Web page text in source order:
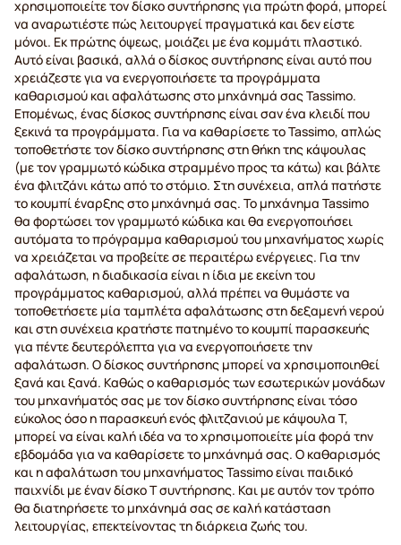
χρησιμοποιείτε τον δίσκο συντήρησης για πρώτη φορά, μπορεί
να αναρωτιέστε πώς λειτουργεί πραγματικά και δεν είστε
μόνοι. Εκ πρώτης όψεως, μοιάζει με ένα κομμάτι πλαστικό.
Αυτό είναι βασικά, αλλά ο δίσκος συντήρησης είναι αυτό που
χρειάζεστε για να ενεργοποιήσετε τα προγράμματα
καθαρισμού και αφαλάτωσης στο μηχάνημά σας Tassimo.
Επομένως, ένας δίσκος συντήρησης είναι σαν ένα κλειδί που
ξεκινά τα προγράμματα. Για να καθαρίσετε το Tassimo, απλώς
τοποθετήστε τον δίσκο συντήρησης στη θήκη της κάψουλας
(με τον γραμμωτό κώδικα στραμμένο προς τα κάτω) και βάλτε
ένα φλιτζάνι κάτω από το στόμιο. Στη συνέχεια, απλά πατήστε
το κουμπί έναρξης στο μηχάνημά σας. Το μηχάνημα Tassimo
θα φορτώσει τον γραμμωτό κώδικα και θα ενεργοποιήσει
αυτόματα το πρόγραμμα καθαρισμού του μηχανήματος χωρίς
να χρειάζεται να προβείτε σε περαιτέρω ενέργειες. Για την
αφαλάτωση, η διαδικασία είναι η ίδια με εκείνη του
προγράμματος καθαρισμού, αλλά πρέπει να θυμάστε να
τοποθετήσετε μία ταμπλέτα αφαλάτωσης στη δεξαμενή νερού
και στη συνέχεια κρατήστε πατημένο το κουμπί παρασκευής
για πέντε δευτερόλεπτα για να ενεργοποιήσετε την
αφαλάτωση. Ο δίσκος συντήρησης μπορεί να χρησιμοποιηθεί
ξανά και ξανά. Καθώς ο καθαρισμός των εσωτερικών μονάδων
του μηχανήματός σας με τον δίσκο συντήρησης είναι τόσο
εύκολος όσο η παρασκευή ενός φλιτζανιού με κάψουλα Τ,
μπορεί να είναι καλή ιδέα να το χρησιμοποιείτε μία φορά την
εβδομάδα για να καθαρίσετε το μηχάνημά σας. Ο καθαρισμός
και η αφαλάτωση του μηχανήματος Tassimo είναι παιδικό
παιχνίδι με έναν δίσκο T συντήρησης. Και με αυτόν τον τρόπο
θα διατηρήσετε το μηχάνημά σας σε καλή κατάσταση
λειτουργίας, επεκτείνοντας τη διάρκεια ζωής του.